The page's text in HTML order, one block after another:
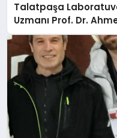
Talatpaşa
Uzmanı Prof. Dr.